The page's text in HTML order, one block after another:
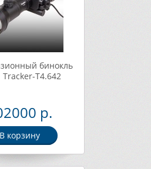
бинокль
Tracker-T4.642
р.
В корзину